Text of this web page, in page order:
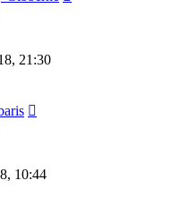
21:30
10:44